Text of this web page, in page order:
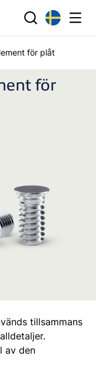
för plåt
för
tillsammans
av den